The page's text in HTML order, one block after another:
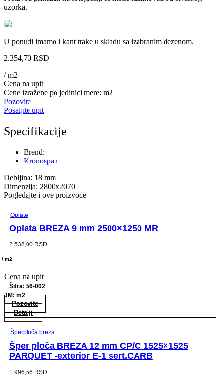
uzorka.
U ponudi imamo i kant trake u skladu sa izabranim dezenom.
2.354,70 RSD
/ m2
Cena na upit
Cene izražene po jedinici mere: m2
Pozovite
Pošaljite upit
Specifikacije
Brend:
Kronospan
Debljina: 18 mm
Dimenzija: 2800x2070
Pogledajte i ove proizvode
Oplate
Oplata BREZA 9 mm 2500×1250 MR
2.538,00 RSD
/ m2
Cena na upit
Šifra: 56-002
JM: m2
Pozovite
Detalji
Šperploča breza
Šper ploča BREZA 12 mm CP/C 1525×1525
PARQUET -exterior E-1 sert.CARB
1.996,56 RSD